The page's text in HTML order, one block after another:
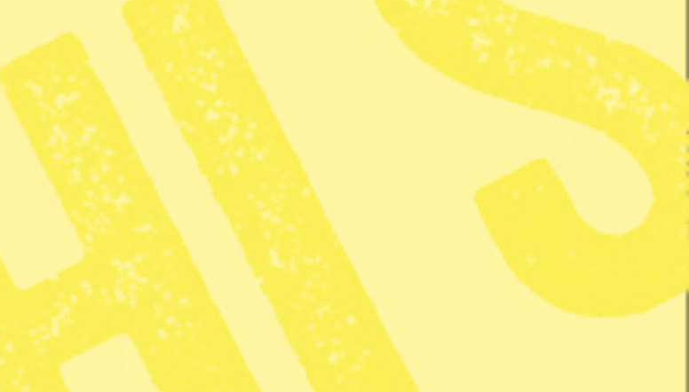
Kommuner som tror att
uppmärksammanden av
Förintelsens minnesdag innebär att
välja sida.
Yttrandefrihet